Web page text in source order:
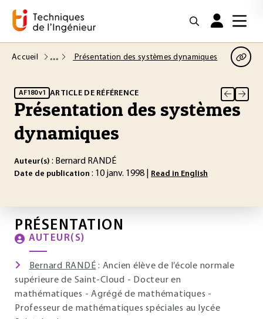
Accueil Présentation des systèmes dynamiques
AF180 v1 ARTICLE DE RÉFÉRENCE
Présentation des systèmes
dynamiques
Auteur(s) : Bernard RANDÉ
Date de publication : 10 janv. 1998 | Read in English
PRÉSENTATION
AUTEUR(S)
Bernard RANDÉ : Ancien élève de l’école normale
supérieure de Saint-Cloud - Docteur en
mathématiques - Agrégé de mathématiques -
Professeur de mathématiques spéciales au lycée